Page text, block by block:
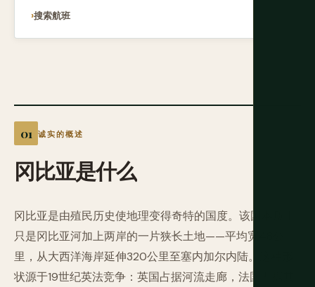
诚实的概述
冈比亚是什么
冈比亚是由殖民历史使地理变得奇特的国度。该国本质上
只是冈比亚河加上两岸的一片狭长土地——平均宽48公
里，从大西洋海岸延伸320公里至塞内加尔内陆。这种形
状源于19世纪英法竞争：英国占据河流走廊，法国占据其
搜索航班